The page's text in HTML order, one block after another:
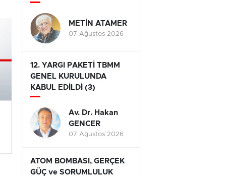
METİN ATAMER
07 Ağustos 2026
12. YARGI PAKETİ TBMM
GENEL KURULUNDA
KABUL EDİLDİ (3)
Av. Dr. Hakan
GENCER
07 Ağustos 2026
ATOM BOMBASI, GERÇEK
GÜÇ ve SORUMLULUK